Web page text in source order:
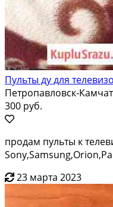
Пульты ду для
Петропавловск-
300 руб.
продам пульты к
23 марта 2023